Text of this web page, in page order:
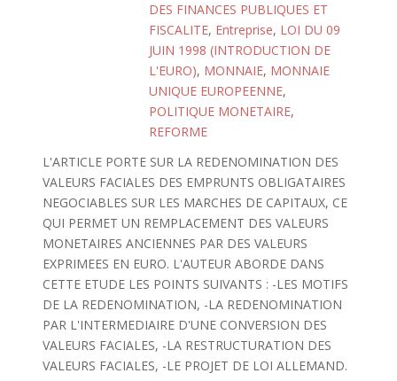
DES FINANCES PUBLIQUES ET
FISCALITE, Entreprise, LOI DU 09
JUIN 1998 (INTRODUCTION DE
L'EURO), MONNAIE, MONNAIE
UNIQUE EUROPEENNE,
POLITIQUE MONETAIRE,
REFORME
L'ARTICLE PORTE SUR LA REDENOMINATION DES
VALEURS FACIALES DES EMPRUNTS OBLIGATAIRES
NEGOCIABLES SUR LES MARCHES DE CAPITAUX, CE
QUI PERMET UN REMPLACEMENT DES VALEURS
MONETAIRES ANCIENNES PAR DES VALEURS
EXPRIMEES EN EURO. L'AUTEUR ABORDE DANS
CETTE ETUDE LES POINTS SUIVANTS : -LES MOTIFS
DE LA REDENOMINATION, -LA REDENOMINATION
PAR L'INTERMEDIAIRE D'UNE CONVERSION DES
VALEURS FACIALES, -LA RESTRUCTURATION DES
VALEURS FACIALES, -LE PROJET DE LOI ALLEMAND.